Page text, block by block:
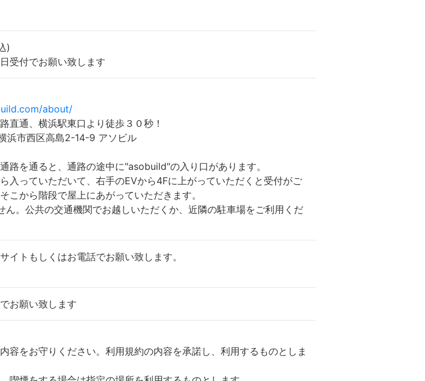
)
受付でお願い致します
about/
直通、横浜駅東口より徒歩３０秒！
浜市西区高島2-14-9 アソビル
路を通ると、通路の途中に"asobuild"の入り口があります。
入っていただいて、右手のEVから4Fに上がっていただくと受付がご
こから階段で屋上にあがっていただきます。
ん。公共の交通機関でお越しいただくか、近隣の駐車場をご利用くだ
イトもしくはお電話でお願い致します。
お願い致します
容をお守りください。利用規約の内容を承諾し、利用するものとしま